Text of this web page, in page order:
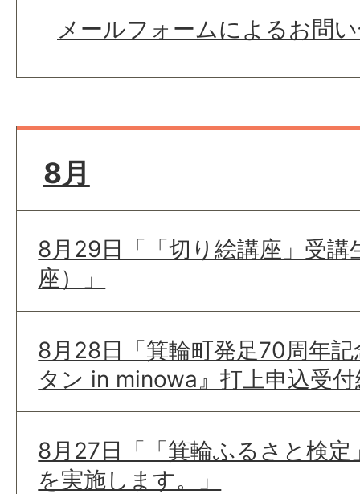
メールフォームによるお問
8月
8月29日「「切り絵講座」受講
座）」
8月28日「箕輪町発足70周年
タン in minowa』打上申込受
8月27日「「箕輪ふるさと検定
を実施します。」